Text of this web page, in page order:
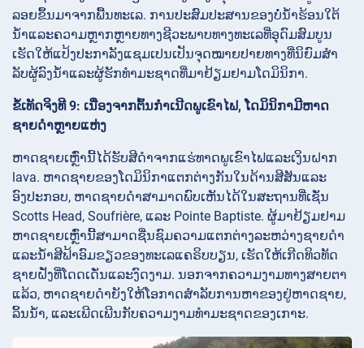
ລອຍຂຶ້ນມາຈາກພື້ນທະເລ. ການປະສົມປະສານຂອງບໍ່ນ້ໍາຮ້ອນໃຕ້
ນ້ໍາແລະຄວາມຫຼາກຫຼາຍທາງຊີວະພາບທາງທະເລທີ່ອຸດົມສົມບູນ
ເຮັດໃຫ້ແປ້ງປະກາລັງແຊມເປນເປັນຈຸດໝາຍປາຍທາງທີ່ນິຍົມສໍາ
ລັບຜູ້ລົງນ້ໍາແລະຜູ້ຮັກທໍາມະຊາດທີ່ມາຢ້ຽມຢາມໂດມິນິກາ.
ຂໍ້ເທັດຈິງທີ 9: ເນື່ອງຈາກຕົ້ນກໍາເນີດພູເຂົາໄຟ, ໂດມິນິກາມີຫາດ
ຊາຍດໍາຫຼາຍແຫ່ງ
ຫາດຊາຍເຫຼົ່ານີ້ໄດ້ຮັບສີດໍາຈາກແຮ່ທາດພູເຂົາໄຟແລະເງິນຝາກ
lava. ຫາດຊາຍຂອງໂດມິນິກາແຕກຕ່າງກັນໃນດ້ານສີສັນແລະ
ອົງປະກອບ, ຫາດຊາຍດໍາສາມາດພົບເຫັນໄດ້ໃນສະຖານທີ່ເຊັ່ນ
Scotts Head, Soufrière, ແລະ Pointe Baptiste. ຜູ້ມາຢ້ຽມຢາມ
ຫາດຊາຍເຫຼົ່ານີ້ສາມາດຊື່ນຊົມຄວາມແຕກຕ່າງລະຫວ່າງຊາຍດໍາ
ແລະນ້ໍາສີຟ້າອົມຂຽວຂອງທະເລແຄຣິບບຽນ, ເຮັດໃຫ້ເກີດທິວທັດ
ຊາຍຝັ່ງທີ່ໂດດເດັ່ນແລະງົດງາມ. ນອກຈາກຄວາມງາມທາງສາຍຕາ
ແລ້ວ, ຫາດຊາຍດໍາຍັງໃຫ້ໂອກາດສໍາລັບການຫາຂອງຢູ່ຫາດຊາຍ,
ລິ້ນນ້ໍາ, ແລະເພີດເພີນກັບຄວາມງາມທໍາມະຊາດຂອງເກາະ.